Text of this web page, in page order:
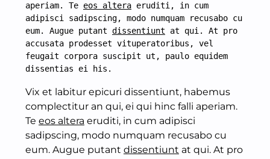
aperiam. Te eos altera eruditi, in cum
adipisci sadipscing, modo numquam recusabo cu
eum. Augue putant dissentiunt at qui. At pro
accusata prodesset vituperatoribus, vel
feugait corpora suscipit ut, paulo equidem
dissentias ei his.
Vix et labitur epicuri dissentiunt, habemus
complectitur an qui, ei qui hinc falli aperiam.
Te eos altera eruditi, in cum adipisci
sadipscing, modo numquam recusabo cu
eum. Augue putant dissentiunt at qui. At pro